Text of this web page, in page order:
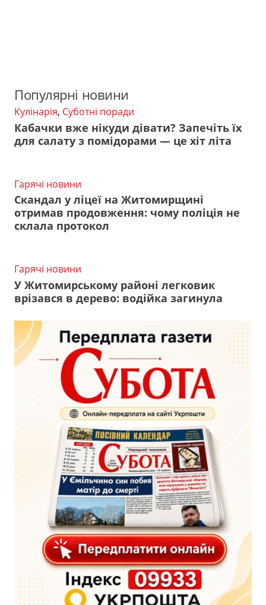
Популярні новини
Кулінарія, Суботні поради
Кабачки вже нікуди дівати? Запечіть їх
для салату з помідорами — це хіт літа
Гарячі новини
Скандал у ліцеї на Житомирщині
отримав продовження: чому поліція не
склала протокол
Гарячі новини
У Житомирському районі легковик
врізався в дерево: водійка загинула